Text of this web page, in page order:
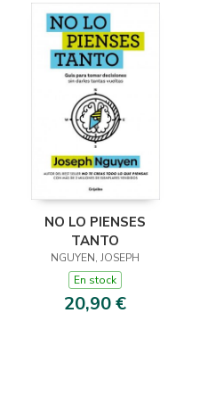
NO LO PIENSES
TANTO
NGUYEN, JOSEPH
En stock
20,90 €